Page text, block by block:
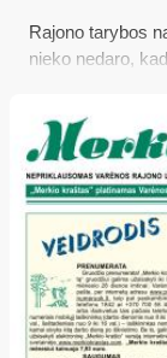
Rajono tarybos
nieko nedaro,
prievartavimu,
skandalą
visai rajono
Vyriausiajai
Etikos
vengimą ir
politikų elgesio
kompetencijos...